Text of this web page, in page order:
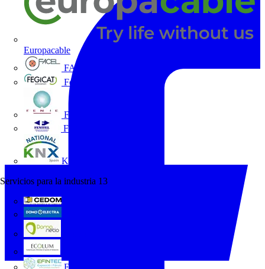
Europacable
FACEL
Fegicat
FENIE
FENITEL
KNX España
Servicios para la industria 13
Efintec